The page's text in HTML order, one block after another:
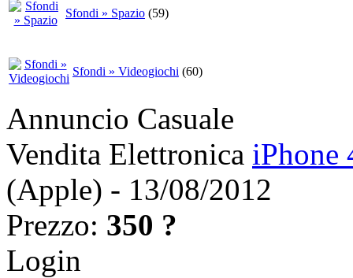
Sfondi » Spazio (59)
Sfondi » Videogiochi (60)
Annuncio Casuale
Vendita Elettronica iPhone
(Apple) - 13/08/2012
Prezzo: 350 ?
Login